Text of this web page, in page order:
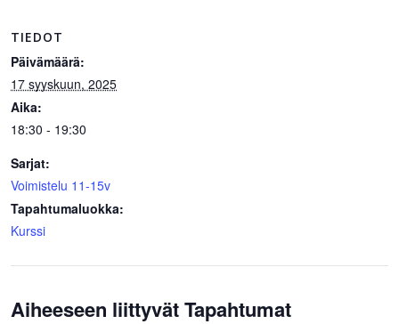
TIEDOT
Päivämäärä:
17 syyskuun, 2025
Aika:
18:30 - 19:30
Sarjat:
Voimistelu 11-15v
Tapahtumaluokka:
Kurssi
Aiheeseen liittyvät Tapahtumat